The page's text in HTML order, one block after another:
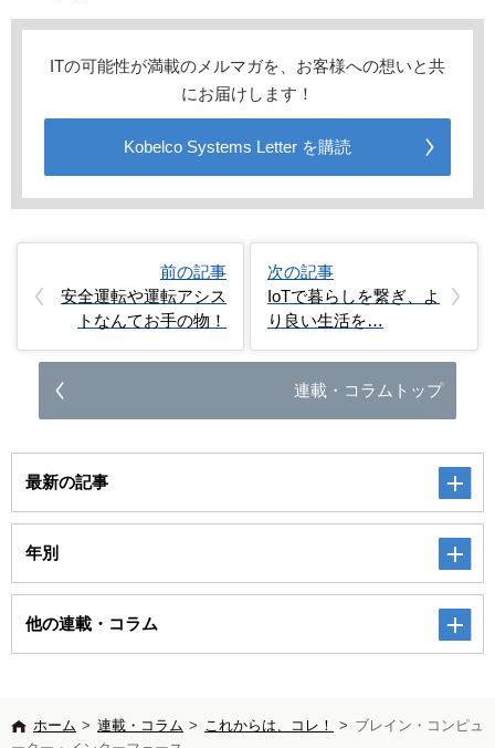
ITの可能性が満載のメルマガを、お客様への想いと共
にお届けします！
Kobelco Systems Letter を購読
前の記事
安全運転や運転アシス
トなんてお手の物！
次の記事
IoTで暮らしを繋ぎ、よ
り良い生活を…
連載・コラムトップ
最新の記事
年別
他の連載・コラム
ホーム > 連載・コラム > これからは、コレ！ > ブレイン・コンピュ